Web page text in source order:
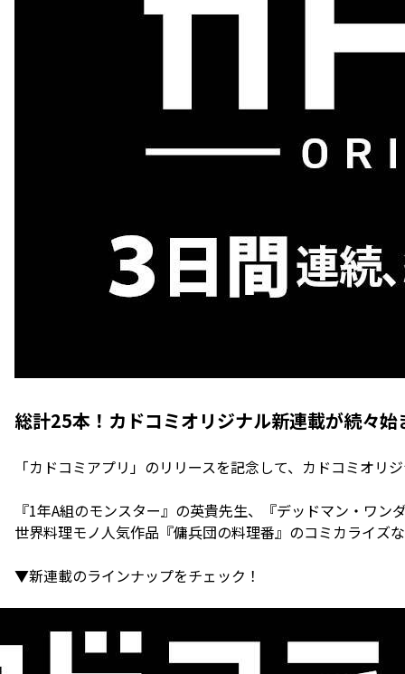
総計25本！カドコミオリジナル新連載が続々始
「カドコミアプリ」のリリースを記念して、カドコミオ
『1年A組のモンスター』の英貴先生、『デッドマン・ワ
世界料理モノ人気作品『傭兵団の料理番』のコミカライ